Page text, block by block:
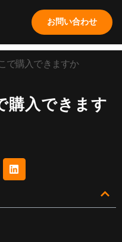
お問い合わせ
で購入できますか
購入できます